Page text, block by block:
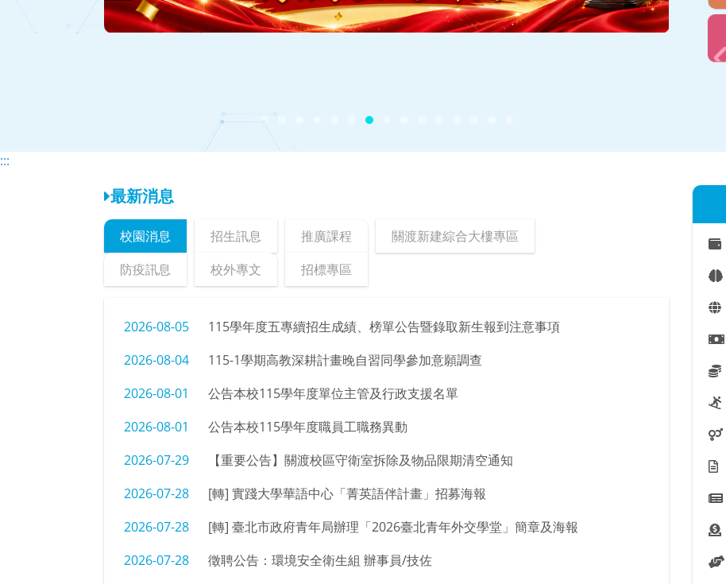
上
一
下
一
:::
最新消息
校園消息 招生訊息 推廣課程
關渡新建綜合大樓專區
防疫訊息
校外專文 招標專區
2026-08-05
115學年度五專續招生成績、榜單公告暨錄取新生報到注意事項
2026-08-04
115-1學期高教深耕計畫晚自習同學參加意願調查
2026-08-01
公告本校115學年度單位主管及行政支援名單
2026-08-01
公告本校115學年度職員工職務異動
2026-07-29
【重要公告】關渡校區守衛室拆除及物品限期清空通知
2026-07-28
[轉] 實踐大學華語中心「菁英語伴計畫」招募海報
2026-07-28
[轉] 臺北市政府青年局辦理「2026臺北青年外交學堂」簡章及海報
2026-07-28
徵聘公告：環境安全衛生組 辦事員/技佐